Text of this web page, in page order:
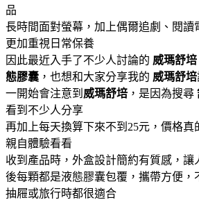
品
長時間面對螢幕，加上偶爾追劇、閱讀
更加重視日常保養
因此最近入手了不少人討論的 威瑪舒培
態膠囊 ，也想和大家分享我的 威瑪舒培
一開始會注意到 威瑪舒培 ，是因為搜尋
看到不少人分享
再加上每天換算下來不到25元，價格真
親自體驗看看
收到產品時，外盒設計簡約有質感，讓
後每顆都是液態膠囊包覆，攜帶方便，
抽屜或旅行時都很適合